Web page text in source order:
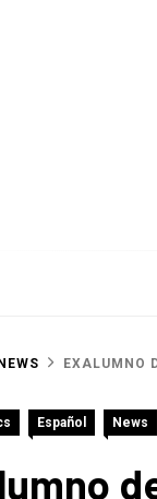
NEWS EXALUMNO
Español News